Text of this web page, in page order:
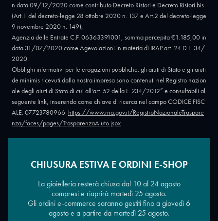
n data 09/12/2020 come contributo Decreto Ristori e Decreto Ristori bis
(Art.1 del decreto-legge 28 ottobre 2020 n. 137 e Art.2 del decreto-legge
9 novembre 2020 n. 149);
Agenzia delle Entrate C.F. 06363391001, somma percepita €1.185,00 in
data 31/07/2020 come Agevolazioni in materia di IRAP art. 24 D.L. 34/
2020.
Obblighi informativi per le erogazioni pubbliche: gli aiuti di Stato e gli aiuti
de minimis ricevuti dalla nostra impresa sono contenuti nel Registro nazion
ale degli aiuti di Stato di cui all'art. 52 della L. 234/2012” e consultabili al
seguente link, inserendo come chiave di ricerca nel campo CODICE FISC
ALE: 07723780966. https://www.rna.gov.it/RegistroNazionaleTraspare
nza/faces/pages/TrasparenzaAiuto.jspx
Copyright © 2026 - Oreficeria Enrico Sali Conti e C. snc - Partita IVA
CHIUSURA ESTIVA E ORDINI E-SHOP
La gioielleria resterà chiusa dal 10 al 24 agosto
compresi e riaprirà martedì 25 agosto.
Gli ordini e-commerce saranno gestiti fino a giovedì 6
agosto e a partire da martedì 25 agosto.